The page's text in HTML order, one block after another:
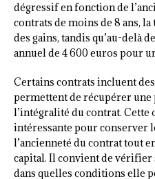
dégressif en fonction de
contrats de moins de 8 ans,
des gains, tandis qu’au-delà
annuel de 4 600 euros pour
Certains contrats incluent des
permettent de récupérer
l’intégralité du contrat. Cette
intéressante pour conserver
l’ancienneté du contrat tout
capital. Il convient de
dans quelles conditions elle